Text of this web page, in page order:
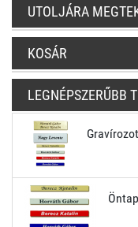
UTOLJÁRA
KOSÁR
LEGNÉPSZERŰBB